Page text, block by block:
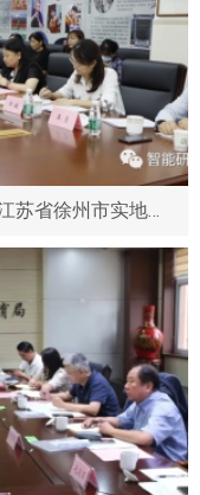
央馆智能研修平台应用试点工作组赴江苏省徐州市实地调研